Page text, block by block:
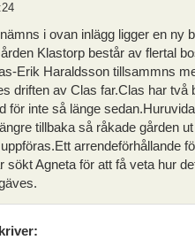
i ovan inlägg ligger en ny
Klastorp består av flertal
Erik Haraldsson tillsammns
driften av Clas far.Clas har två
för inte så länge
tillbaka så råkade gården
arrendeförhållande
sökt Agneta för att få veta hur